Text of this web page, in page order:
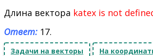
Длина вектора katex is not
Ответ: 17.
Задачи на векторы На